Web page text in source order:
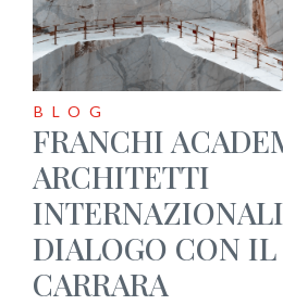
BLOG
FRANCHI
ARCHITETTI
DIALOGO CON
CARRARA